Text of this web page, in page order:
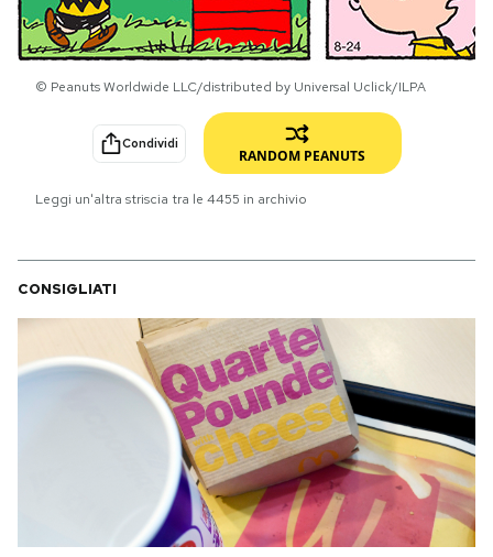
Sport
Mondiali calcio 2026
NEWSLETTER
I MIEI PREFERITI
AREA PERSONALE
Area Personale
© Peanuts Worldwide LLC/distributed by Universal Uclick/ILPA
Condividi
RANDOM PEANUTS
Leggi un'altra striscia tra le 4455 in archivio
CONSIGLIATI